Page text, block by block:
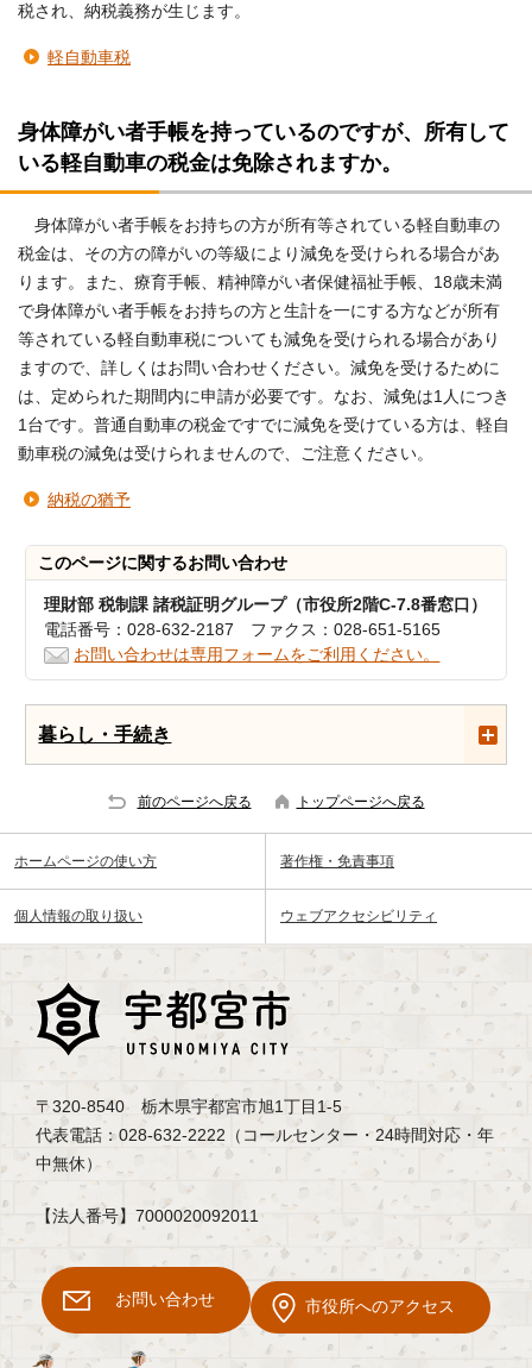
税され、納税義務が生じます。
軽自動車税
身体障がい者手帳を持っているのですが、所有して
いる軽自動車の税金は免除されますか。
身体障がい者手帳をお持ちの方が所有等されている軽自動車の
税金は、その方の障がいの等級により減免を受けられる場合があ
ります。また、療育手帳、精神障がい者保健福祉手帳、18歳未満
で身体障がい者手帳をお持ちの方と生計を一にする方などが所有
等されている軽自動車税についても減免を受けられる場合があり
ますので、詳しくはお問い合わせください。減免を受けるために
は、定められた期間内に申請が必要です。なお、減免は1人につき
1台です。普通自動車の税金ですでに減免を受けている方は、軽自
動車税の減免は受けられませんので、ご注意ください。
納税の猶予
このページに関するお問い合わせ
理財部 税制課 諸税証明グループ（市役所2階C-7.8番窓口）
電話番号：028-632-2187 ファクス：028-651-5165
お問い合わせは専用フォームをご利用ください。
暮らし・手続き
前のページへ戻る トップページへ戻る
ホームページの使い方 著作権・免責事項
個人情報の取り扱い ウェブアクセシビリティ
〒320-8540 栃木県宇都宮市旭1丁目1-5
代表電話：028-632-2222（コールセンター・24時間対応・年
中無休）
【法人番号】7000020092011
お問い合わせ 市役所へのアクセス